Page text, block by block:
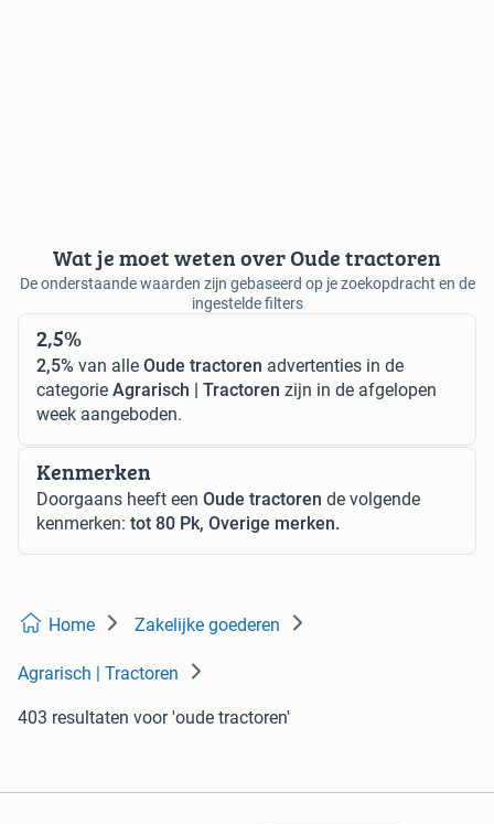
Wat je moet weten over Oude tractoren
De onderstaande waarden zijn gebaseerd op je zoekopdracht en de
ingestelde filters
2,5%
2,5% van alle Oude tractoren advertenties in de
categorie Agrarisch | Tractoren zijn in de afgelopen
week aangeboden.
Kenmerken
Doorgaans heeft een Oude tractoren de volgende
kenmerken: tot 80 Pk, Overige merken.
Home Zakelijke goederen
Agrarisch | Tractoren
403 resultaten voor 'oude tractoren'